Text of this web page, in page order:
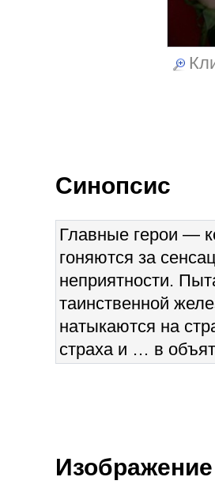
Синопсис
Главные герои —
гоняются за
неприятности.
таинственной
натыкаются на
страха и … в
Изображение